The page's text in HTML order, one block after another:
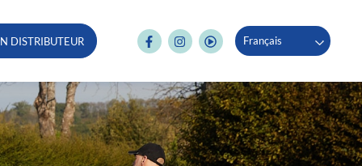
DISTRIBUTEUR Français